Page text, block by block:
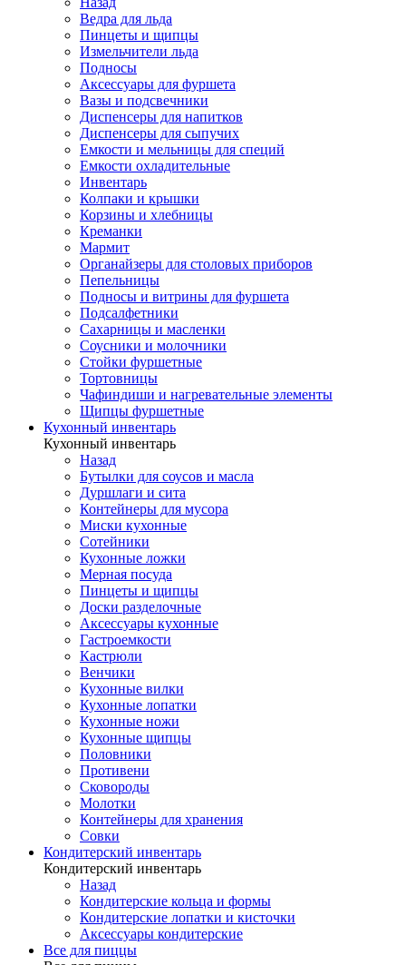
Ведра для льда
Пинцеты и щипцы
Измельчители льда
Подносы
Аксессуары для фуршета
Вазы и подсвечники
Диспенсеры для напитков
Диспенсеры для сыпучих
Емкости и мельницы для специй
Емкости охладительные
Инвентарь
Колпаки и крышки
Корзины и хлебницы
Креманки
Мармит
Органайзеры для столовых приборов
Пепельницы
Подносы и витрины для фуршета
Подсалфетники
Сахарницы и масленки
Соусники и молочники
Стойки фуршетные
Тортовницы
Чафиндиши и нагревательные элементы
Щипцы фуршетные
Кухонный инвентарь
Кухонный инвентарь
Назад
Бутылки для соусов и масла
Дуршлаги и сита
Контейнеры для мусора
Миски кухонные
Сотейники
Кухонные ложки
Мерная посуда
Пинцеты и щипцы
Доски разделочные
Аксессуары кухонные
Гастроемкости
Кастрюли
Венчики
Кухонные вилки
Кухонные лопатки
Кухонные ножи
Кухонные щипцы
Половники
Противени
Сковороды
Молотки
Контейнеры для хранения
Совки
Кондитерский инвентарь
Кондитерский инвентарь
Назад
Кондитерские кольца и формы
Кондитерские лопатки и кисточки
Аксессуары кондитерские
Все для пиццы